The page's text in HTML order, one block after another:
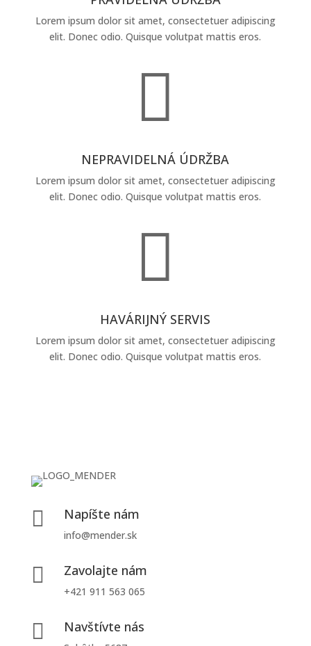
Lorem ipsum dolor sit amet, consectetuer adipiscing
elit. Donec odio. Quisque volutpat mattis eros.

NEPRAVIDELNÁ ÚDRŽBA
Lorem ipsum dolor sit amet, consectetuer adipiscing
elit. Donec odio. Quisque volutpat mattis eros.

HAVÁRIJNÝ SERVIS
Lorem ipsum dolor sit amet, consectetuer adipiscing
elit. Donec odio. Quisque volutpat mattis eros.
 Napíšte nám
info@mender.sk
 Zavolajte nám
+421 911 563 065
 Navštívte nás